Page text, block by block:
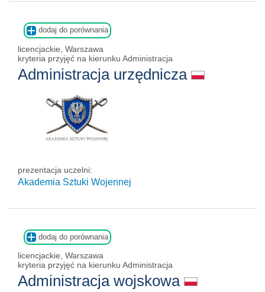
dodaj do porównania
licencjackie, Warszawa
kryteria przyjęć na kierunku Administracja
Administracja urzędnicza
prezentacja uczelni:
Akademia Sztuki Wojennej
dodaj do porównania
licencjackie, Warszawa
kryteria przyjęć na kierunku Administracja
Administracja wojskowa